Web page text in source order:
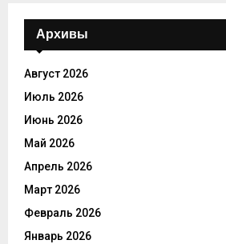
Архивы
Август 2026
Июль 2026
Июнь 2026
Май 2026
Апрель 2026
Март 2026
Февраль 2026
Январь 2026